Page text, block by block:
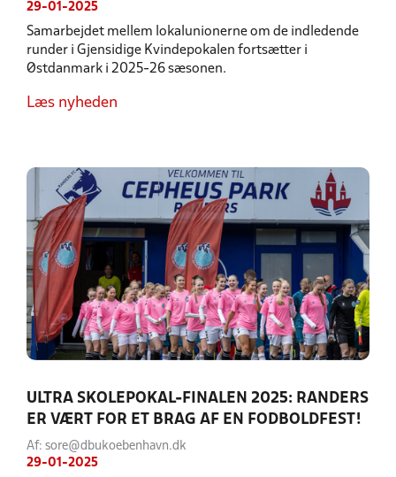
29-01-2025
Samarbejdet mellem lokalunionerne om de indledende
runder i Gjensidige Kvindepokalen fortsætter i
Østdanmark i 2025-26 sæsonen.
Læs nyheden
ULTRA SKOLEPOKAL-FINALEN 2025: RANDERS
ER VÆRT FOR ET BRAG AF EN FODBOLDFEST!
Af: sore@dbukoebenhavn.dk
29-01-2025